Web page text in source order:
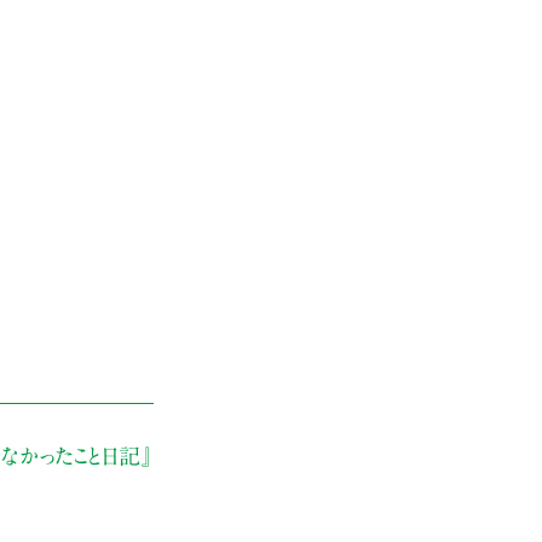
ったこと日記』